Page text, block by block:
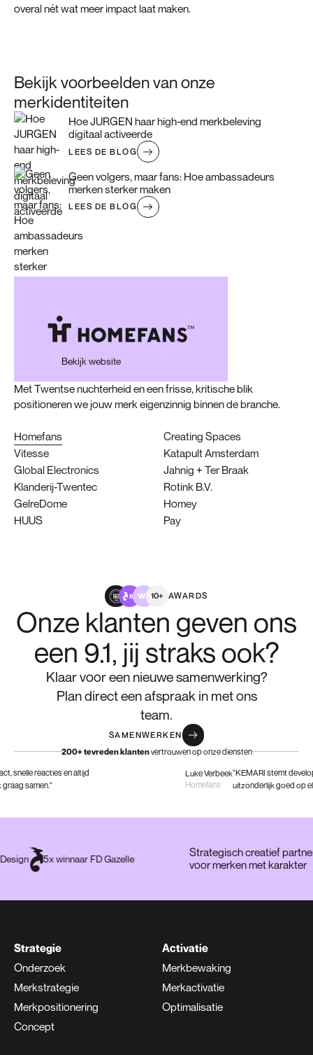
overal nét wat meer impact laat maken.
Bekijk voorbeelden van onze
merkidentiteiten
Hoe JURGEN haar high-end merkbeleving
digitaal activeerde
LEES DE BLOG
Geen volgers, maar fans: Hoe ambassadeurs
merken sterker maken
LEES DE BLOG
Bekijk website
Homefans
Creating Spaces
Vitesse
Katapult Amsterdam
Global Electronics
Jahnig + Ter Braak
Klanderij-Twentec
Rotink B.V.
GelreDome
Homey
HUUS
Pay
10+ AWARDS
Onze klanten geven ons
een 9.1, jij straks ook?
Klaar voor een nieuwe samenwerking?
Plan direct een afspraak in met ons
team.
SAMENWERKEN
200+ tevreden klantenvertrouwen op onze diensten
reacties en altijd
samen."
Luke Verbeek
Homefans
"KEMARI stemt
uitzonderlijk goed op
Design 5x winnaar FD Gazelle
Strategisch creatief
voor merken met
Strategie
Onderzoek
Merkstrategie
Merkpositionering
Concept
Activatie
Merkbewaking
Merkactivatie
Optimalisatie